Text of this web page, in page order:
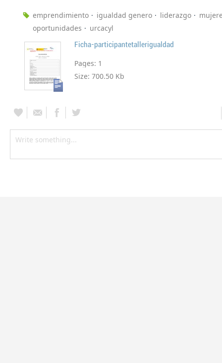
emprendimiento igualdad genero liderazgo
oportunidades
urcacyl
Ficha-participantetallerigualdad
Pages: 1
Size: 700.50 Kb